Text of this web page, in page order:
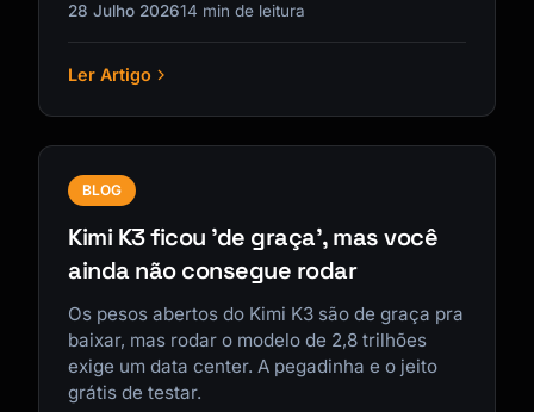
28 Julho 202614 min de leitura
Ler Artigo
BLOG
Kimi K3 ficou 'de graça', mas você
ainda não consegue rodar
Os pesos abertos do Kimi K3 são de graça pra
baixar, mas rodar o modelo de 2,8 trilhões
exige um data center. A pegadinha e o jeito
grátis de testar.